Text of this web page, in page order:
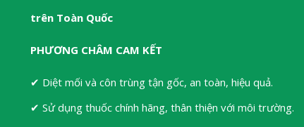
trên Toàn Quốc
PHƯƠNG CHÂM CAM KẾT
✔ Diệt mối và côn trùng tận gốc, an toàn, hiệu quả.
✔ Sử dụng thuốc chính hãng, thân thiện với môi trường.